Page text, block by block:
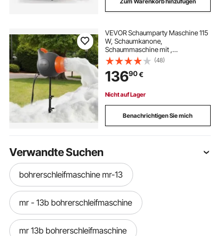
VEVOR Schaumparty Maschine 115
W, Schaumkanone,
Schaummaschine mit ,
Schaumstrahlmaschine,
Schaummacher für Garten, Pool,
Outdoor-Veranstaltungen,
Geburtstage, Feiern & Partys
(48)
13690€
Nicht auf Lager
Benachrichtigen Sie mich
Verwandte Suchen
bohrerschleifmaschine mr-13
mr - 13b bohrerschleifmaschine
mr 13b bohrerschleifmaschine